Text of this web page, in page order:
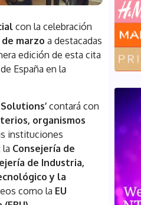
con la celebración
de marzo a destacadas
edición de esta cita
España en la
contará con
organismos
instituciones
la Consejería de
de Industria,
y la
como la EU